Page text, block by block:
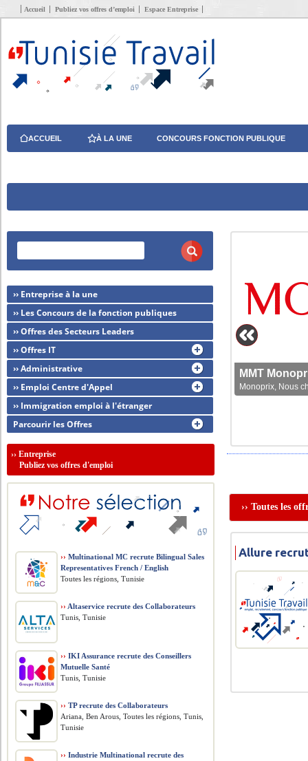
Accueil Publiez vos offres d’emploi Espace Entreprise
ACCUEIL À LA UNE CONCOURS FONCTION PUBLIQUE
MMT
Monoprix, Nous
›› Toutes les
Allure
›› Entreprise à la une
›› Les Concours de la fonction publiques
›› Offres des Secteurs Leaders
›› Offres IT
›› Administrative
›› Emploi Centre d'Appel
›› Immigration emploi à l'étranger
Parcourir les Offres
››Entreprise
Publiez vos offres d'emploi
›› Multinational MC recrute Bilingual Sales
Representatives French / English
Toutes les régions, Tunisie
›› Altaservice recrute des Collaborateurs
Tunis, Tunisie
›› IKI Assurance recrute des Conseillers
Mutuelle Santé
Tunis, Tunisie
›› TP recrute des Collaborateurs
Ariana, Ben Arous, Toutes les régions, Tunis,
Tunisie
›› Industrie Multinational recrute des